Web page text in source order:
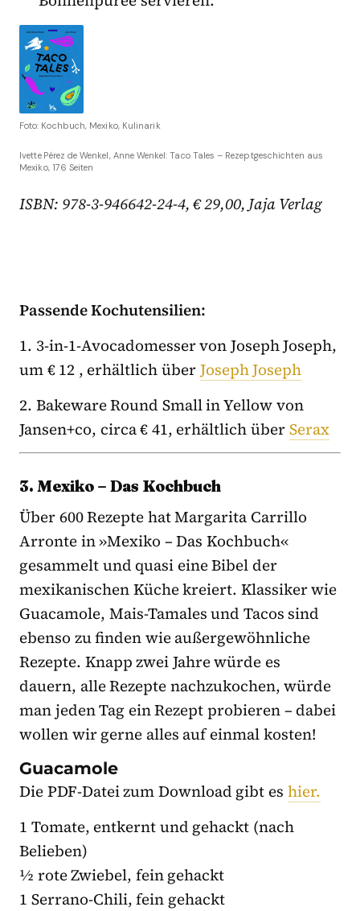
Foto: Kochbuch, Mexiko, Kulinarik
Ivette Pérez de Wenkel, Anne Wenkel: Taco Tales – Rezeptgeschichten aus
Mexiko, 176 Seiten
ISBN: 978-3-946642-24-4, € 29,00, Jaja Verlag
Passende Kochutensilien:
1. 3-in-1-Avocadomesser von Joseph Joseph,
um € 12 , erhältlich überJoseph Joseph
2. Bakeware Round Small in Yellow von
Jansen+co, circa € 41, erhältlich überSerax
3. Mexiko – Das Kochbuch
Über 600 Rezepte hat Margarita Carrillo
Arronte in »Mexiko – Das Kochbuch«
gesammelt und quasi eine Bibel der
mexikanischen Küche kreiert. Klassiker wie
Guacamole, Mais-Tamales und Tacos sind
ebenso zu finden wie außergewöhnliche
Rezepte. Knapp zwei Jahre würde es
dauern, alle Rezepte nachzukochen, würde
man jeden Tag ein Rezept probieren – dabei
wollen wir gerne alles auf einmal kosten!
Guacamole
Die PDF-Datei zum Download gibt es hier.
1 Tomate, entkernt und gehackt (nach
Belieben)
½ rote Zwiebel, fein gehackt
1 Serrano-Chili, fein gehackt